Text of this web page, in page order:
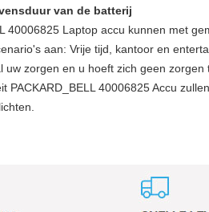
van de batterij
40006825 Laptop accu kunnen met
aan: Vrije tijd, kantoor en
uw zorgen en u hoeft zich geen zorgen
PACKARD_BELL 40006825 Accu